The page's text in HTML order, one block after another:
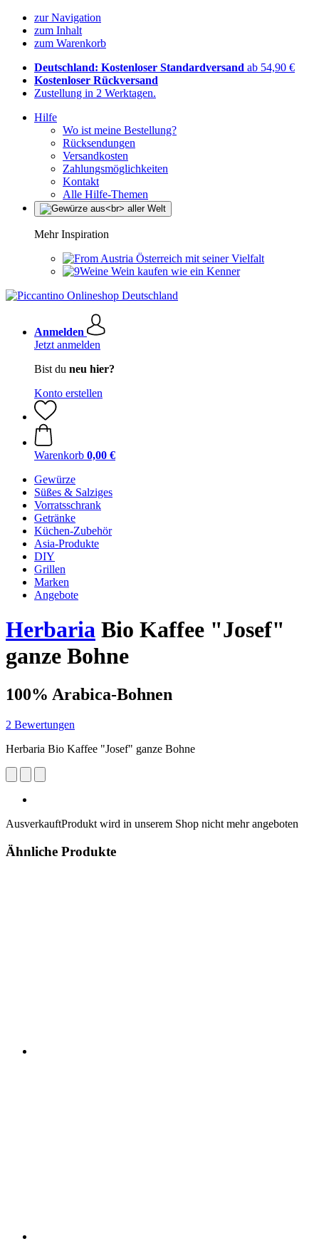
zur Navigation
zum Inhalt
zum Warenkorb
Deutschland: Kostenloser Standardversand ab 54,90 €
Kostenloser Rückversand
Zustellung in 2 Werktagen.
Hilfe
Wo ist meine Bestellung?
Rücksendungen
Versandkosten
Zahlungsmöglichkeiten
Kontakt
Alle Hilfe-Themen
Mehr Inspiration
Österreich mit seiner Vielfalt
Wein kaufen wie ein Kenner
Anmelden
Jetzt anmelden
Bist du neu hier?
Konto erstellen
Warenkorb 0,00 €
Gewürze
Süßes & Salziges
Vorratsschrank
Getränke
Küchen-Zubehör
Asia-Produkte
DIY
Grillen
Marken
Angebote
Herbaria Bio Kaffee "Josef"
ganze Bohne
100% Arabica-Bohnen
2 Bewertungen
Herbaria Bio Kaffee "Josef" ganze Bohne
AusverkauftProdukt wird in unserem Shop nicht mehr angeboten
Ähnliche Produkte